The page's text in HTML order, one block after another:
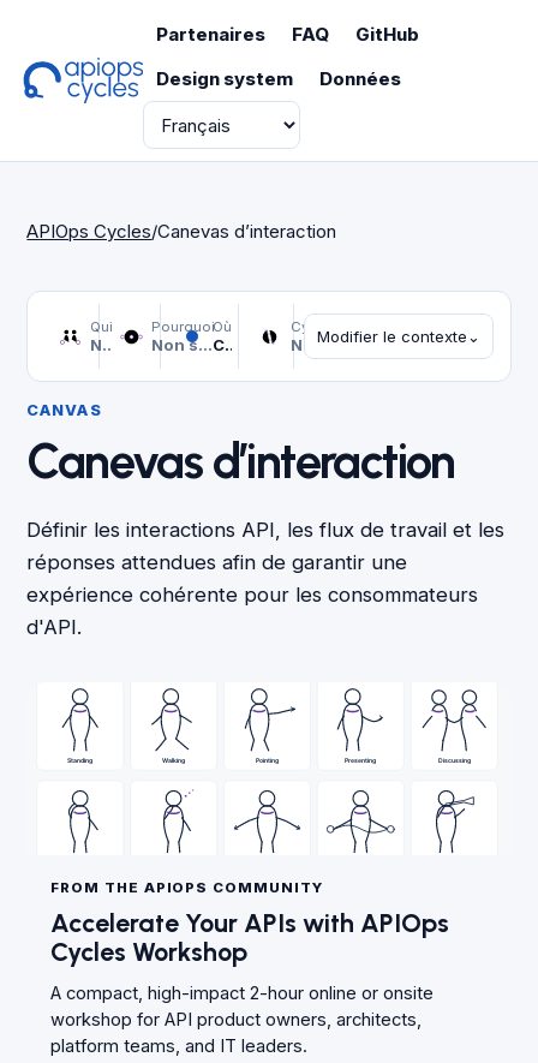
Partenaires FAQ
GitHub
Design system
Données
Langue
APIOps Cycles/Canevas d’interaction
Qui
Non sélectionné
Pourquoi
Non sélectionné
Où
Canevas d’interaction
Cycle
Non sélectionné
Modifier le contexte⌄
CANVAS
Canevas d’interaction
Définir les interactions API, les flux de travail et les
réponses attendues afin de garantir une
expérience cohérente pour les consommateurs
d'API.
FROM THE APIOPS COMMUNITY
Accelerate Your APIs with APIOps
Cycles Workshop
A compact, high-impact 2-hour online or onsite
workshop for API product owners, architects,
platform teams, and IT leaders.